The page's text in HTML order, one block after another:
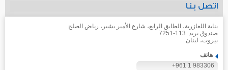
اتصل بنا
بناية اللعازرية، الطابق الرابع، شارع الأمير بشير، رياض الصلح
صندوق بريد: 113-7251
بيروت، لبنان
هاتف
+961 1 983306